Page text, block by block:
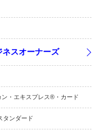
ネスオーナーズ
・エキスプレス®・カード
タンダード